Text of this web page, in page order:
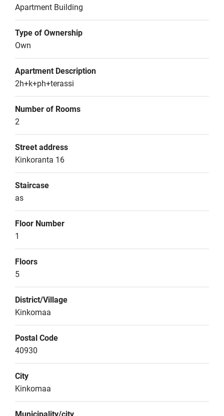
Apartment Building
Type of Ownership
Own
Apartment Description
2h+k+ph+terassi
Number of Rooms
2
Street address
Kinkoranta 16
Staircase
as
Floor Number
1
Floors
5
District/Village
Kinkomaa
Postal Code
40930
City
Kinkomaa